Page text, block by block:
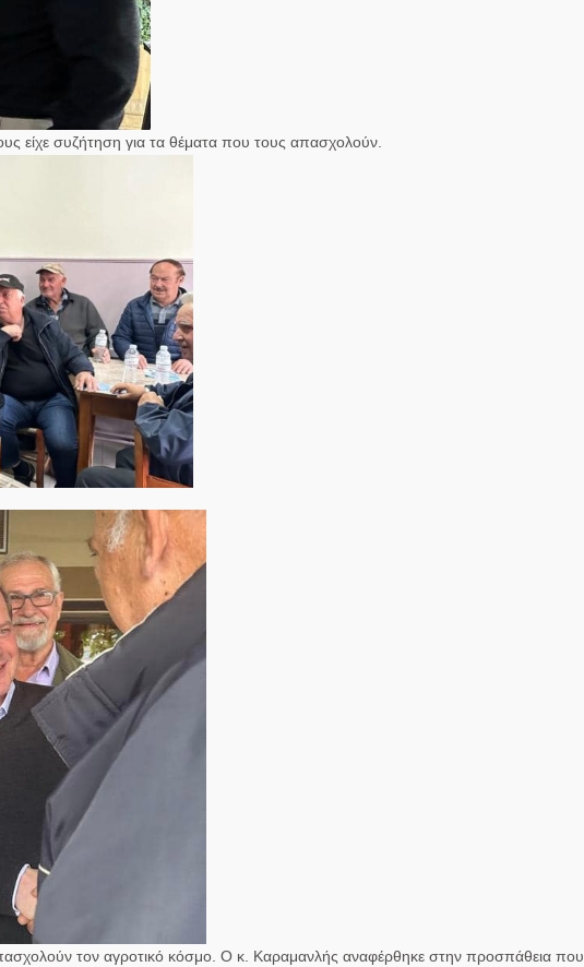
είχε συζήτηση για τα θέματα που τους απασχολούν.
τον αγροτικό κόσμο. Ο κ. Καραμανλής αναφέρθηκε στην προσπάθεια που